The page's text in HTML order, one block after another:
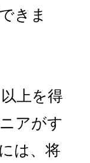
きま
上を得
アがす
は、将